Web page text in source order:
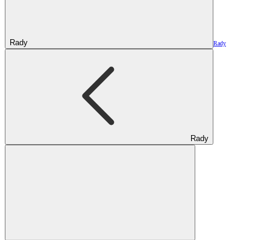
Rady Rady
Rady